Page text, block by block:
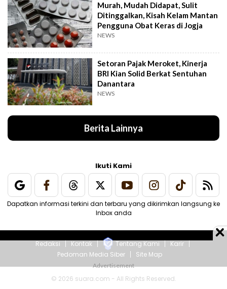
Murah, Mudah Didapat, Sulit
Ditinggalkan, Kisah Kelam Mantan
Pengguna Obat Keras di Jogja
NEWS
Setoran Pajak Meroket, Kinerja
BRI Kian Solid Berkat Sentuhan
Danantara
NEWS
Berita Lainnya
Ikuti Kami
Dapatkan informasi terkini dan terbaru yang dikirimkan langsung ke
Inbox anda
Redaksi Kontak Tentang Kami
Karir
Pedoman Media Siber
Site Map
© 2026 suara.com - All Rights Reserved.